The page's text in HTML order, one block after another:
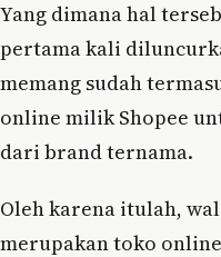
Yang dimana hal
pertama kali
memang sudah
online milik Shopee
dari brand ternama.
Oleh karena itulah,
merupakan toko